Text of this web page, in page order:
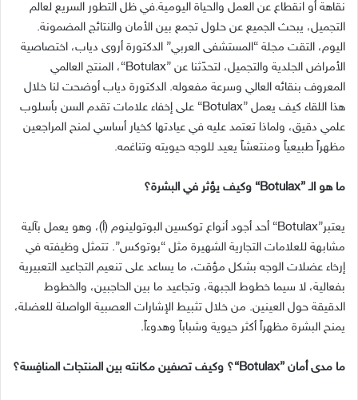
نقاهة أو انقطاع عن العمل والحياة اليومية.في ظل التطور السريع لعالم
التجميل، يبحث الجميع عن حلول تجمع بين الأمان والنتائج المضمونة.
اليوم، التقت مجلة “المستشفى العربي” الدكتورة أروى دياب، اختصاصية
الأمراض الجلدية والتجميل، لتحدّثنا عن ”Botulax“
، المنتج العالمي
المعروف بنقائه العالي وسرعة مفعوله. الدكتورة دياب أوضحت لنا خلال
هذا اللقاء كيف يعمل ”Botulax“
على إخفاء علامات تقدم السن بأسلوب
علمي دقيق، ولماذا تعتمد عليه في عيادتها كخيار أساسي لمنح المراجعين
مظهراً طبيعياً ومنتعشاً يعيد للوجه حيويته وتناغمه.
ما هو الـ”Botulax“ وكيف يؤثر في البشرة؟
يعتبر”Botulax“ أحد أجود أنواع توكسين البوتولينوم (أ)، وهو يعمل بآلية
مشابهة للعلامات التجارية الشهيرة مثل “بوتوكس”. تتمثل وظيفته في
إرخاء عضلات الوجه بشكل مؤقت، ما يساعد على تنعيم التجاعيد التعبيرية
بفعالية، لا سيما خطوط الجبهة، وتجاعيد ما بين الحاجبين، والخطوط
الدقيقة حول العينين. من خلال تثبيط الإشارات العصبية الواصلة للعضلة،
يمنح البشرة مظهراً أكثر حيوية وشباباً وهدوءاً.
ما مدى أمان ”Botulax“ ؟ وكيف تصفين مكانته بين المنتجات المنافِسة؟